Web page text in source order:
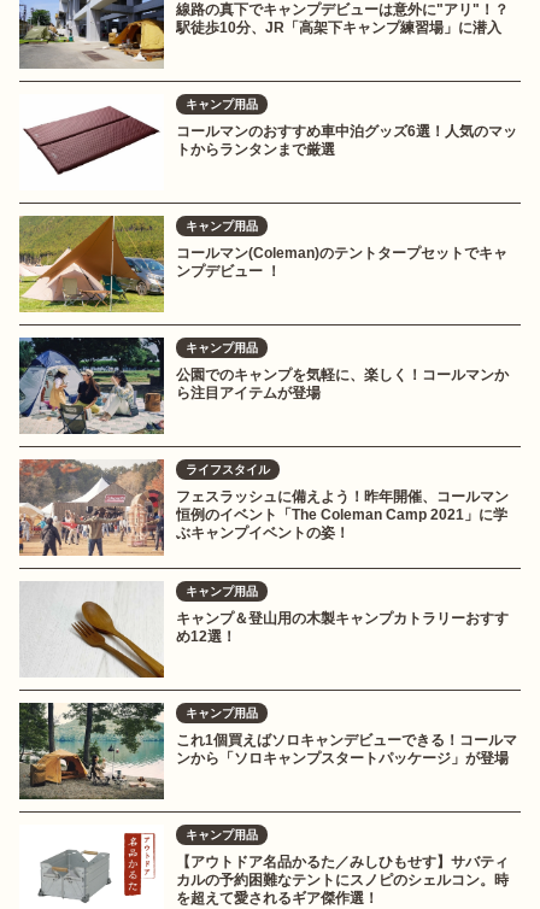
線路の真下でキャンプデビューは意外に"アリ"！？
駅徒歩10分、JR「高架下キャンプ練習場」に潜入
キャンプ用品
コールマンのおすすめ車中泊グッズ6選！人気のマッ
トからランタンまで厳選
キャンプ用品
コールマン(Coleman)のテントタープセットでキャ
ンプデビュー ！
キャンプ用品
公園でのキャンプを気軽に、楽しく！コールマンか
ら注目アイテムが登場
ライフスタイル
フェスラッシュに備えよう！昨年開催、コールマン
恒例のイベント「The Coleman Camp 2021」に学
ぶキャンプイベントの姿！
キャンプ用品
キャンプ＆登山用の木製キャンプカトラリーおすす
め12選！
キャンプ用品
これ1個買えばソロキャンデビューできる！コールマ
ンから「ソロキャンプスタートパッケージ」が登場
キャンプ用品
【アウトドア名品かるた／みしひもせす】サバティ
カルの予約困難なテントにスノピのシェルコン。時
を超えて愛されるギア傑作選！